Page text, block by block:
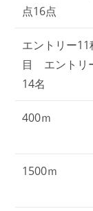
点16点
エントリー11
目 エントリ
14名
400ｍ
1500ｍ